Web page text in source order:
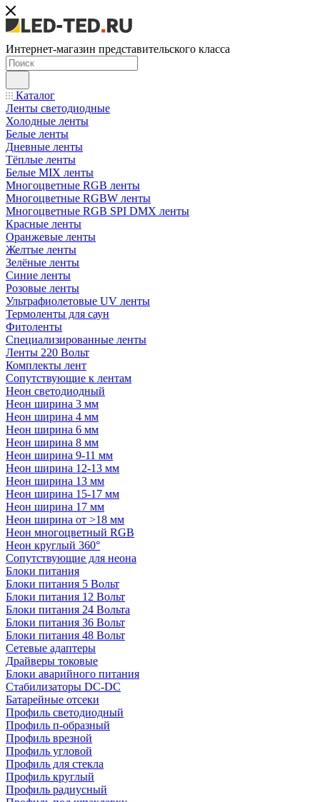
Интернет-магазин представительского класса
Каталог
Ленты светодиодные
Холодные ленты
Белые ленты
Дневные ленты
Тёплые ленты
Белые MIX ленты
Многоцветные RGB ленты
Многоцветные RGBW ленты
Многоцветные RGB SPI DMX ленты
Красные ленты
Оранжевые ленты
Желтые ленты
Зелёные ленты
Синие ленты
Розовые ленты
Ультрафиолетовые UV ленты
Термоленты для саун
Фитоленты
Специализированные ленты
Ленты 220 Вольт
Комплекты лент
Сопутствующие к лентам
Неон светодиодный
Неон ширина 3 мм
Неон ширина 4 мм
Неон ширина 6 мм
Неон ширина 8 мм
Неон ширина 9-11 мм
Неон ширина 12-13 мм
Неон ширина 13 мм
Неон ширина 15-17 мм
Неон ширина 17 мм
Неон ширина от >18 мм
Неон многоцветный RGB
Неон круглый 360°
Сопутствующие для неона
Блоки питания
Блоки питания 5 Вольт
Блоки питания 12 Вольт
Блоки питания 24 Вольта
Блоки питания 36 Вольт
Блоки питания 48 Вольт
Сетевые адаптеры
Драйверы токовые
Блоки аварийного питания
Стабилизаторы DC-DC
Батарейные отсеки
Профиль светодиодный
Профиль п-образный
Профиль врезной
Профиль угловой
Профиль для стекла
Профиль круглый
Профиль радиусный